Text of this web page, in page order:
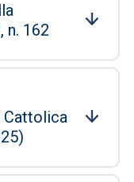
n. 162
Cattolica
2025)